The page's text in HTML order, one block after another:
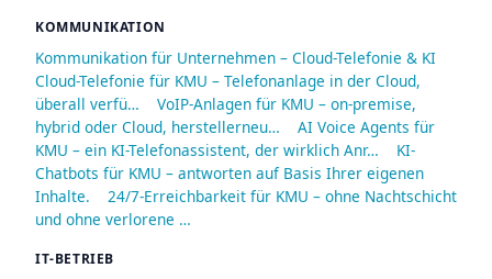
KOMMUNIKATION
Kommunikation für Unternehmen – Cloud-Telefonie & KI
Cloud-Telefonie für KMU – Telefonanlage in der Cloud,
überall verfü…
VoIP-Anlagen für KMU – on-premise,
hybrid oder Cloud, herstellerneu…
AI Voice Agents für
KMU – ein KI-Telefonassistent, der wirklich Anr…
KI-
Chatbots für KMU – antworten auf Basis Ihrer eigenen
Inhalte.
24/7-Erreichbarkeit für KMU – ohne Nachtschicht
und ohne verlorene …
IT-BETRIEB